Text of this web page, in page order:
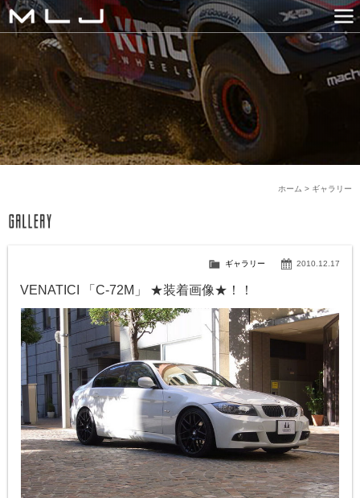
MLJ / Lexani(レクサーニ
PRODUCTS
GALLERY
SNS
COMPANY
HISTORY
CONTACT US
ギャラリー
ホーム >
2010.12.17
ギャラリー
VENATICI 「C-72M」 ★装着画像★！！